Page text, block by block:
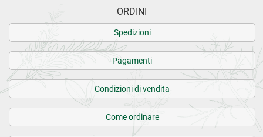
ORDINI
Spedizioni
Pagamenti
Condizioni di vendita
Come ordinare